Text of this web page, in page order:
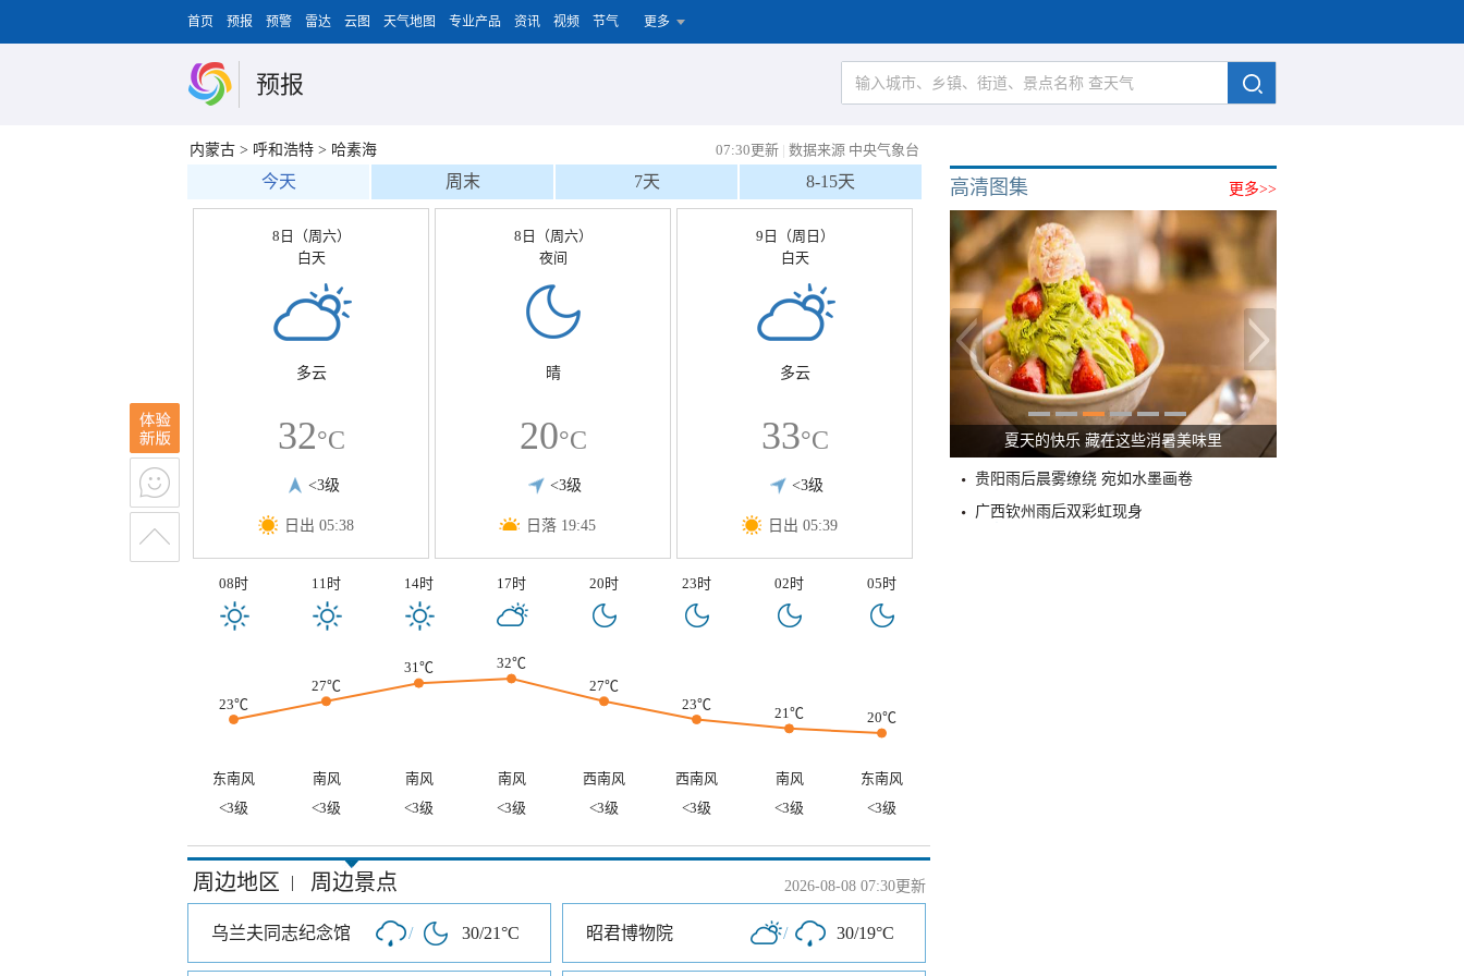
首页 预报 预警 雷达 云图 天气地图 专业产品 资讯 视频 节气 更多
预报
内蒙古 > 呼和浩特 > 哈素海 07:30更新 | 数据来源 中央气象台
今天 周末 7天 8-15天
8日（周六）
白天
多云
32°C
<3级
日出 05:38
8日（周六）
夜间
晴
20°C
<3级
日落 19:45
9日（周日）
白天
多云
33°C
<3级
日出 05:39
08时 11时 14时 17时 20时 23时 02时 05时
23℃
27℃
31℃
32℃
27℃
23℃
21℃ 20℃
东南风 南风 南风 南风 西南风 西南风 南风
东南风
<3级
<3级 <3级 <3级 <3级 <3级 <3级 <3级
周边地区 | 周边景点 2026-08-08 07:30更新
乌兰夫同志纪念馆 / 30/21°C 昭君博物院 / 30/19°C
更多>>
高清图集
夏天的快乐 藏在这些消暑美味里
贵阳雨后晨雾缭绕 宛如水墨画卷
广西钦州雨后双彩虹现身